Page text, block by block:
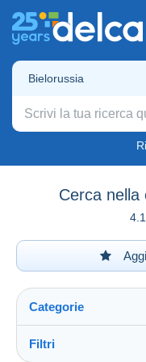
Bielorussia
Cerca nella
Categorie
Filtri